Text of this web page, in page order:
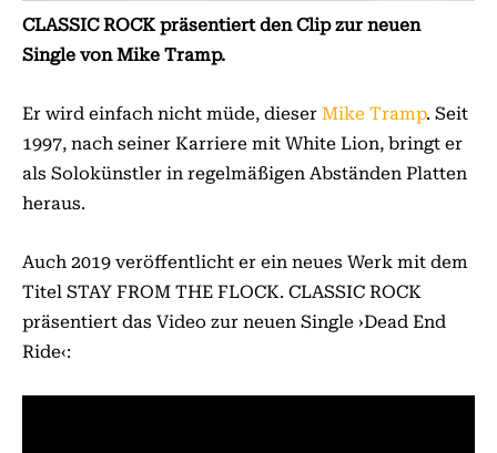
CLASSIC ROCK präsentiert den Clip zur neuen
Single von Mike Tramp.
Er wird einfach nicht müde, dieser Mike Tramp. Seit
1997, nach seiner Karriere mit White Lion, bringt er
als Solokünstler in regelmäßigen Abständen Platten
heraus.
Auch 2019 veröffentlicht er ein neues Werk mit dem
Titel STAY FROM THE FLOCK. CLASSIC ROCK
präsentiert das Video zur neuen Single ›Dead End
Ride‹: